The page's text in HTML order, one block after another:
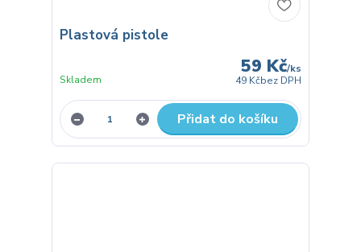
Plastová pistole
59 Kč/ks
49 Kčbez DPH
Skladem
Přidat do košíku